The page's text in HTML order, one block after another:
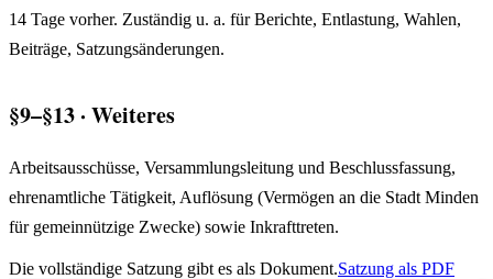
14 Tage vorher. Zuständig u. a. für Berichte, Entlastung, Wahlen,
Beiträge, Satzungsänderungen.
§9–§13 · Weiteres
Arbeitsausschüsse, Versammlungsleitung und Beschlussfassung,
ehrenamtliche Tätigkeit, Auflösung (Vermögen an die Stadt Minden
für gemeinnützige Zwecke) sowie Inkrafttreten.
Die vollständige Satzung gibt es als Dokument.Satzung als PDF